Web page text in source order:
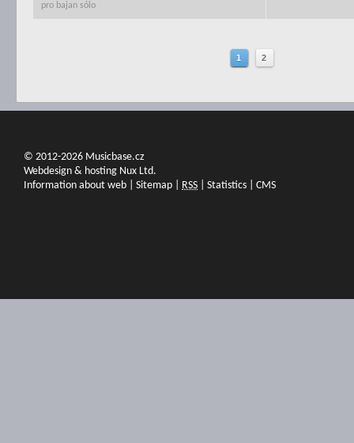
pro bajan sólo
1 2
© 2012-2026 Musicbase.cz
Webdesign & hosting Nux Ltd.
Information about web
Sitemap RSS Statistics CMS